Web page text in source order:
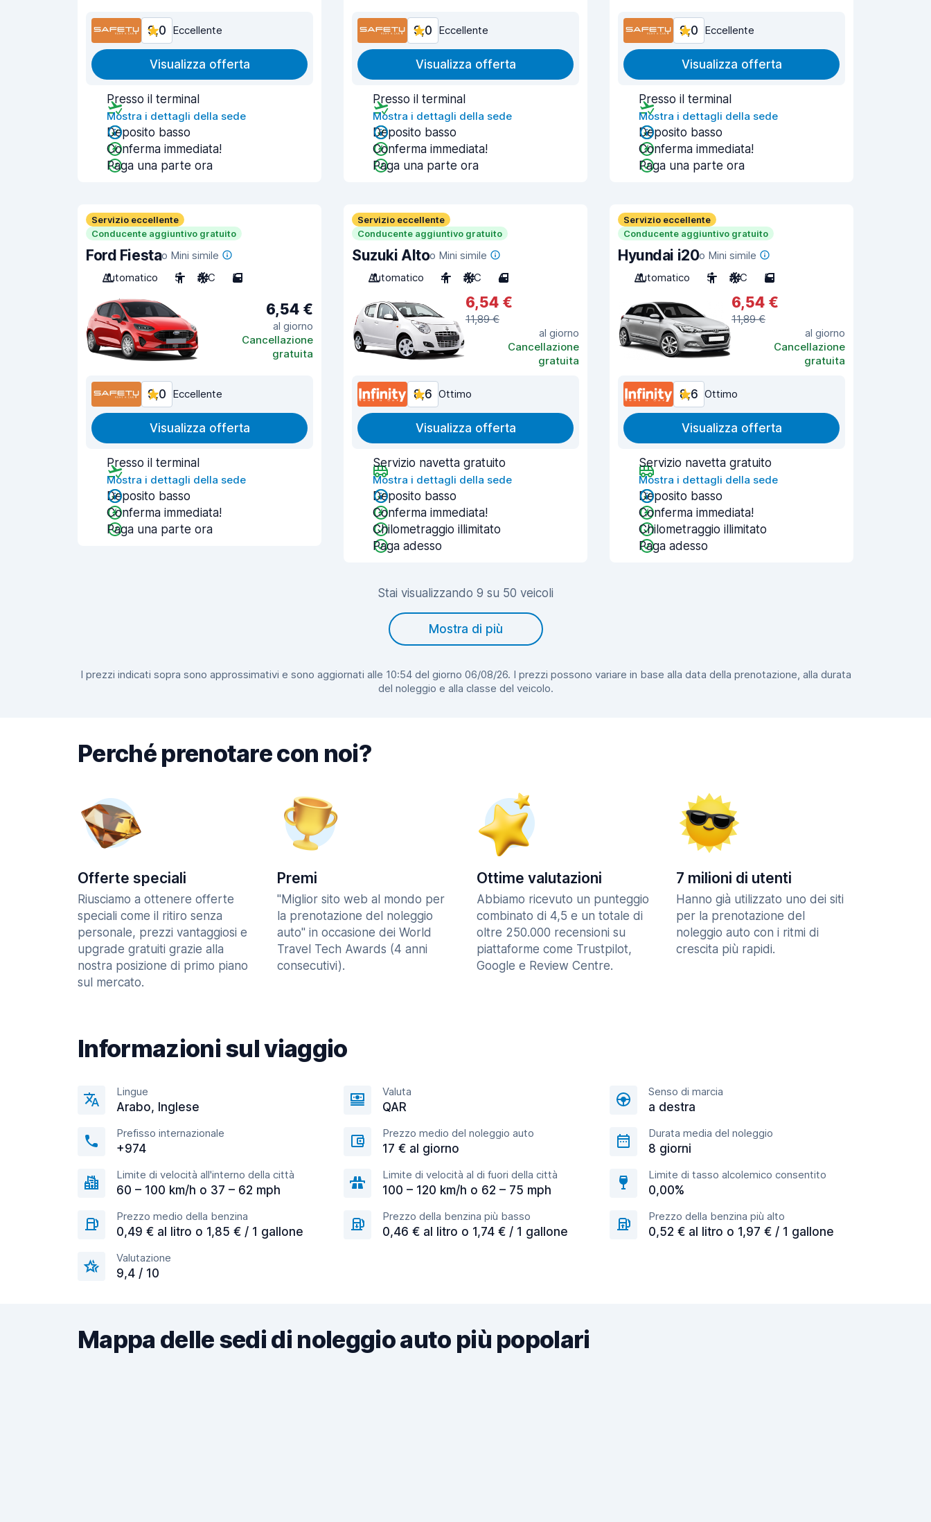
9,0 Eccellente
Visualizza offerta
Presso il terminal
Mostra i dettagli della sede
Deposito basso
Conferma immediata!
Paga una parte ora
9,0 Eccellente
Visualizza offerta
Presso il terminal
Mostra i dettagli della sede
Deposito basso
Conferma immediata!
Paga una parte ora
9,0 Eccellente
Visualizza offerta
Presso il terminal
Mostra i dettagli della sede
Deposito basso
Conferma immediata!
Paga una parte ora
Servizio eccellente
Conducente aggiuntivo gratuito
Ford Fiestao Mini simile
Automatico
5 A/C 5
6,54 €
al giorno
Cancellazione
gratuita
9,0 Eccellente
Visualizza offerta
Presso il terminal
Mostra i dettagli della sede
Deposito basso
Conferma immediata!
Paga una parte ora
Servizio eccellente
Conducente aggiuntivo gratuito
Suzuki Altoo Mini simile
Automatico
4 A/C 4
6,54 €
11,89 €
al giorno
Cancellazione
gratuita
8,6 Ottimo
Visualizza offerta
Servizio navetta gratuito
Mostra i dettagli della sede
Deposito basso
Conferma immediata!
Chilometraggio illimitato
Paga adesso
Servizio eccellente
Conducente aggiuntivo gratuito
Hyundai i20o Mini simile
Automatico
5 A/C 5
6,54 €
11,89 €
al giorno
Cancellazione
gratuita
8,6 Ottimo
Visualizza offerta
Servizio navetta gratuito
Mostra i dettagli della sede
Deposito basso
Conferma immediata!
Chilometraggio illimitato
Paga adesso
Stai visualizzando 9 su 50 veicoli
Mostra di più
I prezzi indicati sopra sono approssimativi e sono aggiornati alle 10:54 del giorno 06/08/26. I prezzi possono variare in base alla data della prenotazione, alla durata
del noleggio e alla classe del veicolo.
Perché prenotare con noi?
Offerte speciali
Riusciamo a ottenere offerte
speciali come il ritiro senza
personale, prezzi vantaggiosi e
upgrade gratuiti grazie alla
nostra posizione di primo piano
sul mercato.
Premi
"Miglior sito web al mondo per
la prenotazione del noleggio
auto" in occasione dei World
Travel Tech Awards (4 anni
consecutivi).
Ottime valutazioni
Abbiamo ricevuto un punteggio
combinato di 4,5 e un totale di
oltre 250.000 recensioni su
piattaforme come Trustpilot,
Google e Review Centre.
7 milioni di utenti
Hanno già utilizzato uno dei siti
per la prenotazione del
noleggio auto con i ritmi di
crescita più rapidi.
Informazioni sul viaggio
Lingue
Arabo, Inglese
Valuta
QAR
Senso di marcia
a destra
Prefisso internazionale
+974
Prezzo medio del noleggio auto
17 € al giorno
Durata media del noleggio
8 giorni
Limite di velocità all'interno della città
60 – 100 km/h o 37 – 62 mph
Limite di velocità al di fuori della città
100 – 120 km/h o 62 – 75 mph
Limite di tasso alcolemico consentito
0,00%
Prezzo medio della benzina
0,49 € al litro o 1,85 € / 1 gallone
Prezzo della benzina più basso
0,46 € al litro o 1,74 € / 1 gallone
Prezzo della benzina più alto
0,52 € al litro o 1,97 € / 1 gallone
Valutazione
9,4 / 10
Mappa delle sedi di noleggio auto più popolari